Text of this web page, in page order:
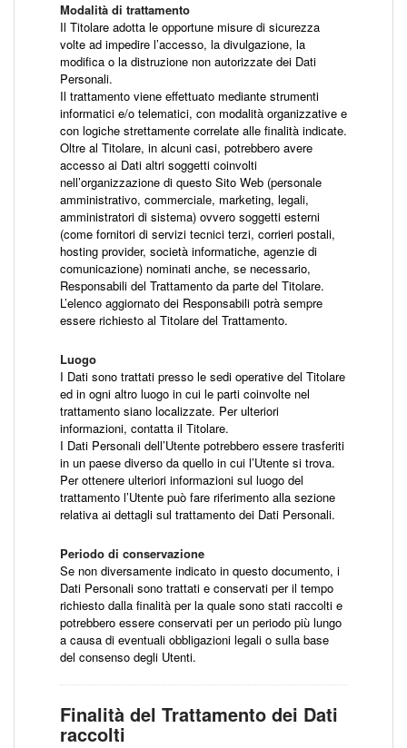
Modalità di trattamento
Il Titolare adotta le opportune misure di sicurezza
volte ad impedire l’accesso, la divulgazione, la
modifica o la distruzione non autorizzate dei Dati
Personali.
Il trattamento viene effettuato mediante strumenti
informatici e/o telematici, con modalità organizzative e
con logiche strettamente correlate alle finalità indicate.
Oltre al Titolare, in alcuni casi, potrebbero avere
accesso ai Dati altri soggetti coinvolti
nell’organizzazione di questo Sito Web (personale
amministrativo, commerciale, marketing, legali,
amministratori di sistema) ovvero soggetti esterni
(come fornitori di servizi tecnici terzi, corrieri postali,
hosting provider, società informatiche, agenzie di
comunicazione) nominati anche, se necessario,
Responsabili del Trattamento da parte del Titolare.
L’elenco aggiornato dei Responsabili potrà sempre
essere richiesto al Titolare del Trattamento.
Luogo
I Dati sono trattati presso le sedi operative del Titolare
ed in ogni altro luogo in cui le parti coinvolte nel
trattamento siano localizzate. Per ulteriori
informazioni, contatta il Titolare.
I Dati Personali dell’Utente potrebbero essere trasferiti
in un paese diverso da quello in cui l’Utente si trova.
Per ottenere ulteriori informazioni sul luogo del
trattamento l’Utente può fare riferimento alla sezione
relativa ai dettagli sul trattamento dei Dati Personali.
Periodo di conservazione
Se non diversamente indicato in questo documento, i
Dati Personali sono trattati e conservati per il tempo
richiesto dalla finalità per la quale sono stati raccolti e
potrebbero essere conservati per un periodo più lungo
a causa di eventuali obbligazioni legali o sulla base
del consenso degli Utenti.
Finalità del Trattamento dei Dati
raccolti